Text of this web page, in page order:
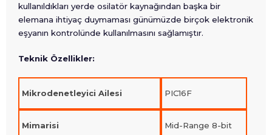
kullanıldıkları yerde osilatör kaynağından başka bir
elemana ihtiyaç duymaması günümüzde birçok elektronik
eşyanın kontrolünde kullanılmasını sağlamıştır.
Teknik Özellikler:
Mikrodenetleyici Ailesi PIC16F
Mimarisi Mid-Range 8-bit